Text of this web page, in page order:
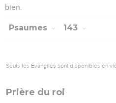
bien.
Psaumes 143
Seuls les Évangiles sont disponibles en
Prière du roi